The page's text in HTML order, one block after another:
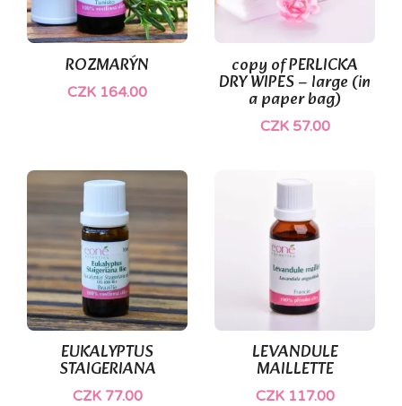
ROZMARÝN
CZK 164.00
copy of PERLICKA
DRY WIPES – large (in
a paper bag)
CZK 57.00
EUKALYPTUS
STAIGERIANA
CZK 77.00
LEVANDULE
MAILLETTE
CZK 117.00